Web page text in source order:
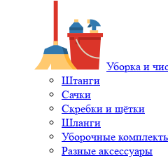
Уборка и
Штанги
Сачки
Скребки и щётки
Шланги
Уборочные
Разные аксессуары